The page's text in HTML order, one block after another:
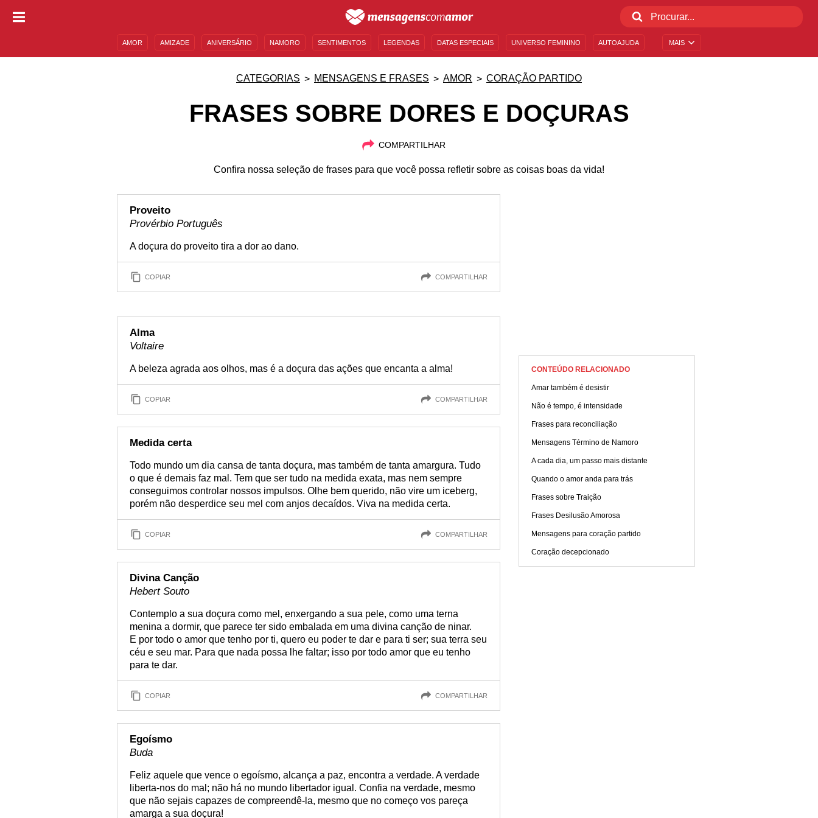
MAIS
AMOR AMIZADE ANIVERSÁRIO NAMORO SENTIMENTOS LEGENDAS DATAS ESPECIAIS UNIVERSO FEMININO AUTOAJUDA
CATEGORIAS MENSAGENS E FRASES AMOR CORAÇÃO PARTIDO
FRASES SOBRE DORES E DOÇURAS
COMPARTILHAR
Confira nossa seleção de frases para que você possa refletir sobre as coisas boas da vida!
Proveito
Provérbio Português
A doçura do proveito tira a dor ao dano.
COPIAR COMPARTILHAR
Alma
Voltaire
A beleza agrada aos olhos, mas é a doçura das ações que encanta a alma!
COPIAR COMPARTILHAR
Medida certa
Todo mundo um dia cansa de tanta doçura, mas também de tanta amargura. Tudo
o que é demais faz mal. Tem que ser tudo na medida exata, mas nem sempre
conseguimos controlar nossos impulsos. Olhe bem querido, não vire um iceberg,
porém não desperdice seu mel com anjos decaídos. Viva na medida certa.
COPIAR COMPARTILHAR
Divina Canção
Hebert Souto
Contemplo a sua doçura como mel, enxergando a sua pele, como uma terna
menina a dormir, que parece ter sido embalada em uma divina canção de ninar.
E por todo o amor que tenho por ti, quero eu poder te dar e para ti ser; sua terra seu
céu e seu mar. Para que nada possa lhe faltar; isso por todo amor que eu tenho
para te dar.
COPIAR COMPARTILHAR
Egoísmo
Buda
Feliz aquele que vence o egoísmo, alcança a paz, encontra a verdade. A verdade
liberta-nos do mal; não há no mundo libertador igual. Confia na verdade, mesmo
que não sejais capazes de compreendê-la, mesmo que no começo vos pareça
amarga a sua doçura!
CONTEÚDO RELACIONADO
Amar também é desistir
Não é tempo, é intensidade
Frases para reconciliação
Mensagens Término de Namoro
A cada dia, um passo mais distante
Quando o amor anda para trás
Frases sobre Traição
Frases Desilusão Amorosa
Mensagens para coração partido
Coração decepcionado